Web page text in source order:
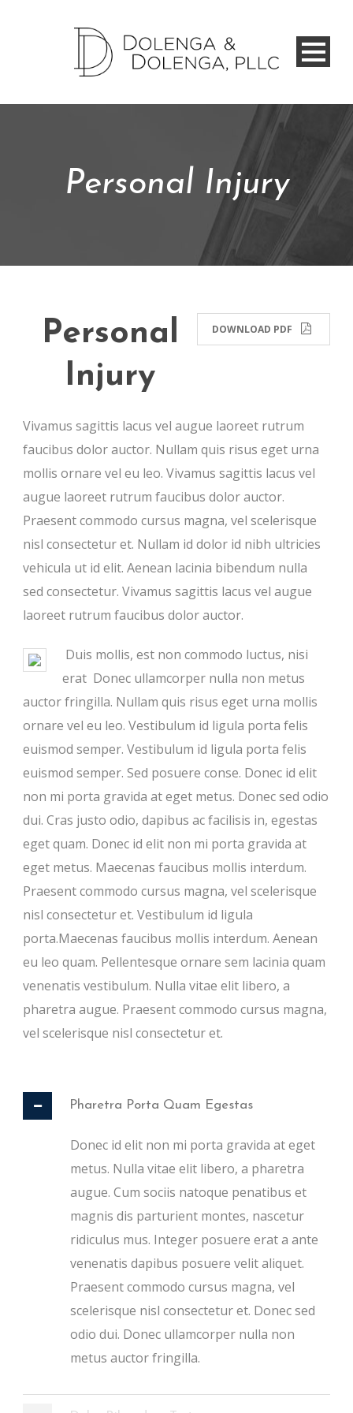
Personal Injury
DOWNLOAD PDF
Personal
Injury
Vivamus sagittis lacus vel augue laoreet rutrum
faucibus dolor auctor. Nullam quis risus eget urna
mollis ornare vel eu leo. Vivamus sagittis lacus vel
augue laoreet rutrum faucibus dolor auctor.
Praesent commodo cursus magna, vel scelerisque
nisl consectetur et. Nullam id dolor id nibh ultricies
vehicula ut id elit. Aenean lacinia bibendum nulla
sed consectetur. Vivamus sagittis lacus vel augue
laoreet rutrum faucibus dolor auctor.
Duis mollis, est non commodo luctus, nisi
erat Donec ullamcorper nulla non metus
auctor fringilla. Nullam quis risus eget urna mollis
ornare vel eu leo. Vestibulum id ligula porta felis
euismod semper. Vestibulum id ligula porta felis
euismod semper. Sed posuere conse. Donec id elit
non mi porta gravida at eget metus. Donec sed odio
dui. Cras justo odio, dapibus ac facilisis in, egestas
eget quam. Donec id elit non mi porta gravida at
eget metus. Maecenas faucibus mollis interdum.
Praesent commodo cursus magna, vel scelerisque
nisl consectetur et. Vestibulum id ligula
porta.Maecenas faucibus mollis interdum. Aenean
eu leo quam. Pellentesque ornare sem lacinia quam
venenatis vestibulum. Nulla vitae elit libero, a
pharetra augue. Praesent commodo cursus magna,
vel scelerisque nisl consectetur et.
Pharetra Porta Quam Egestas
Donec id elit non mi porta gravida at eget
metus. Nulla vitae elit libero, a pharetra
augue. Cum sociis natoque penatibus et
magnis dis parturient montes, nascetur
ridiculus mus. Integer posuere erat a ante
venenatis dapibus posuere velit aliquet.
Praesent commodo cursus magna, vel
scelerisque nisl consectetur et. Donec sed
odio dui. Donec ullamcorper nulla non
metus auctor fringilla.